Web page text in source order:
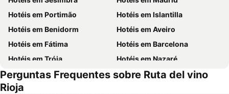
Hotéis em Portimão
Hotéis em Islantilla
Hotéis em Benidorm
Hotéis em Aveiro
Hotéis em Fátima
Hotéis em Barcelona
Hotéis em Tróia
Hotéis em Nazaré
Hotéis em Évora
Hotéis em Peniche
Hotéis em Porto Santo
Perguntas Frequentes sobre Ruta del vino
Rioja